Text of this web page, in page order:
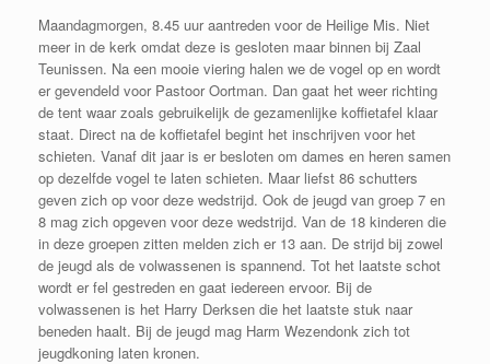
Maandagmorgen, 8.45 uur aantreden voor de Heilige Mis. Niet
meer in de kerk omdat deze is gesloten maar binnen bij Zaal
Teunissen. Na een mooie viering halen we de vogel op en wordt
er gevendeld voor Pastoor Oortman. Dan gaat het weer richting
de tent waar zoals gebruikelijk de gezamenlijke koffietafel klaar
staat. Direct na de koffietafel begint het inschrijven voor het
schieten. Vanaf dit jaar is er besloten om dames en heren samen
op dezelfde vogel te laten schieten. Maar liefst 86 schutters
geven zich op voor deze wedstrijd. Ook de jeugd van groep 7 en
8 mag zich opgeven voor deze wedstrijd. Van de 18 kinderen die
in deze groepen zitten melden zich er 13 aan. De strijd bij zowel
de jeugd als de volwassenen is spannend. Tot het laatste schot
wordt er fel gestreden en gaat iedereen ervoor. Bij de
volwassenen is het Harry Derksen die het laatste stuk naar
beneden haalt. Bij de jeugd mag Harm Wezendonk zich tot
jeugdkoning laten kronen.